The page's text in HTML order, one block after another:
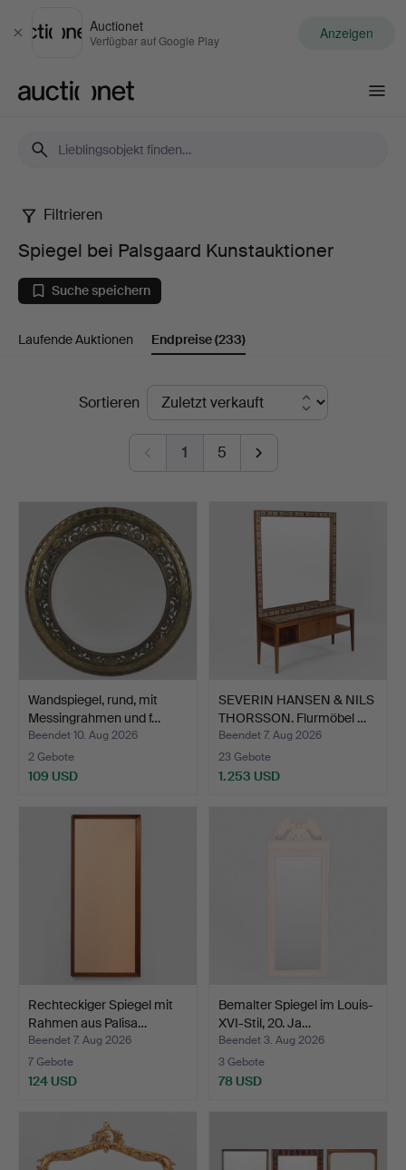
Schließen
Auctionet
Verfügbar auf Google Play Anzeigen
Spiegel
bei
Palsgaard
Kunstauktioner
Filtrieren
Spiegel bei Palsgaard Kunstauktioner
Suche speichern
Laufende Auktionen Endpreise(233)
EndpreiseSortieren
1 5
Wandspiegel, rund, mit
Messingrahmen und f…
Beendet 10. Aug 2026
2 Gebote
109 USD
SEVERIN HANSEN & NILS
THORSSON. Flurmöbel …
Beendet 7. Aug 2026
23 Gebote
1.253 USD
Rechteckiger Spiegel mit
Rahmen aus Palisa…
Beendet 7. Aug 2026
7 Gebote
124 USD
Bemalter Spiegel im Louis-
XVI-Stil, 20. Ja…
Beendet 3. Aug 2026
3 Gebote
78 USD